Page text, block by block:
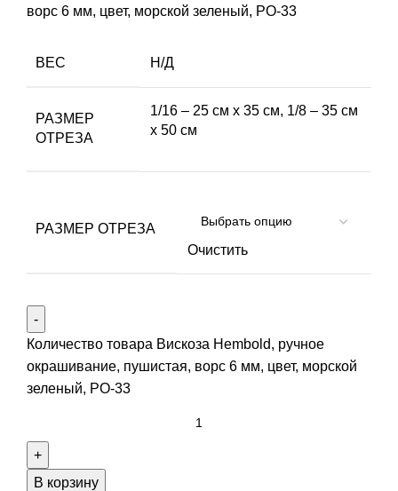
ворс 6 мм, цвет, морской зеленый, РО-33
ВЕС Н/Д
РАЗМЕР
ОТРЕЗА
1/16 – 25 см х 35 см, 1/8 – 35 см
х 50 см
РАЗМЕР ОТРЕЗА
Очистить
Количество товара Вискоза Hembold, ручное
окрашивание, пушистая, ворс 6 мм, цвет, морской
зеленый, РО-33
В корзину